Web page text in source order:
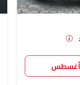
أغسطس